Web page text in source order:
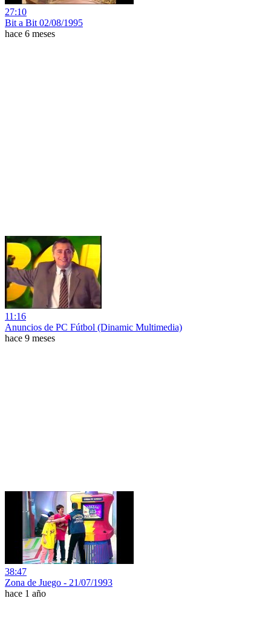
27:10
Bit a Bit 02/08/1995
hace 6 meses
11:16
Anuncios de PC Fútbol (Dinamic Multimedia)
hace 9 meses
38:47
Zona de Juego - 21/07/1993
hace 1 año